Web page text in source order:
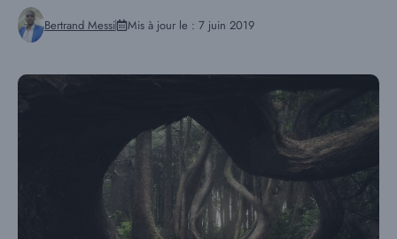
Bertrand Messi Mis à jour le : 7 juin 2019